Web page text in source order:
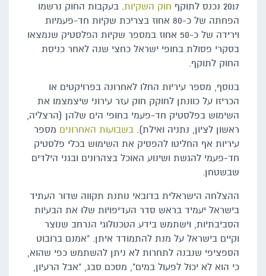
2017 נכנס לתוקף
חוק השקיות. בעקבות החוק נרשמו
הפחתה של כ-80 אחוז בצריכת שקיות חד-פעמיות
וירידה של כ-50 אחוז במספר שקיות הפלסטיק שנמצאו
בסקרי פסולת בחופי ישראל כחצי שנה לאחר כניסת
החוק לתוקף.
בנוסף, מספר עיריות החלו לאחרונה בפרויקטים או
הכריזו על כוונתן לחוקק חוק עזר עירוני שיצמצמו את
השימוש בפלסטיק חד-פעמי בחופי הים שלהן (הרצליה,
ראשון לציון, נתניה ואילת). בשבועות האחרונים מספר
עיריות אף החליטו להפסיק את השימוש בכלי פלסטיק
חד-פעמי להגשת ושינוע האוכל בצהרונים ובגני הילדים
שבשטחן.
ההצלחה הישראלית בדובאי נותנת תקווה שדור העתיד
בישראל יעמיד בראש סדר העדיפויות שלו את הבעיות
הסביבתיות, וישתמש בידע הטכנולוגי הנרחב שנוצר
וקיים בישראל על מנת להתמודד איתן. "אמנם ברובוט
הספציפי שנבנה לתחרות לא ניתן להשתמש כפי שהוא,
כי הוא לא יכול לפעול במים", מסכם סבג, "אבל הרעיון,